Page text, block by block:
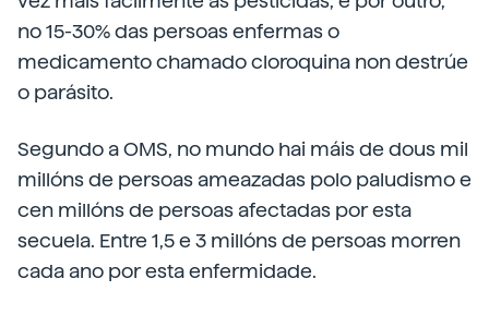
no 15-30% das persoas enfermas o
medicamento chamado cloroquina non destrúe
o parásito.
Segundo a OMS, no mundo hai máis de dous mil
millóns de persoas ameazadas polo paludismo e
cen millóns de persoas afectadas por esta
secuela. Entre 1,5 e 3 millóns de persoas morren
cada ano por esta enfermidade.